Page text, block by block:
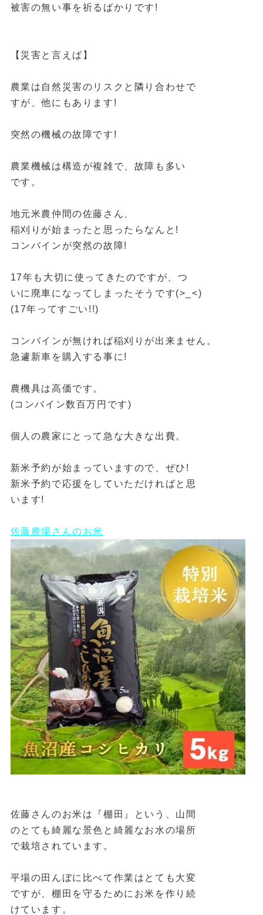
被害の無い事を祈るばかりです !
【災害と言えば】
農業は自然災害のリスクと隣り合わせで
すが、他にもあります !
突然の機械の故障です !
農業機械は構造が複雑で、故障も多い
です。
地元米農仲間の佐藤さん、
稲刈りが始まったと思ったらなんと !
コンバインが突然の故障!
17年も大切に使ってきたのですが、つ
いに廃車になってしまったそうです(>_<)
(17年ってすごい !!)
コンバインが無ければ稲刈りが出来ません。
急遽新車を購入する事に !
農機具は高価です。
(コンバイン数百万円です)
個人の農家にとって急な大きな出費。
新米予約が始まっていますので、ぜひ !
新米予約で応援をしていただければと思
います!
佐藤農場さんのお米
佐藤さんのお米は『棚田』という、山間
のとても綺麗な景色と綺麗なお水の場所
で栽培されています。
平場の田んぼに比べて作業はとても大変
ですが、棚田を守るためにお米を作り続
けています。